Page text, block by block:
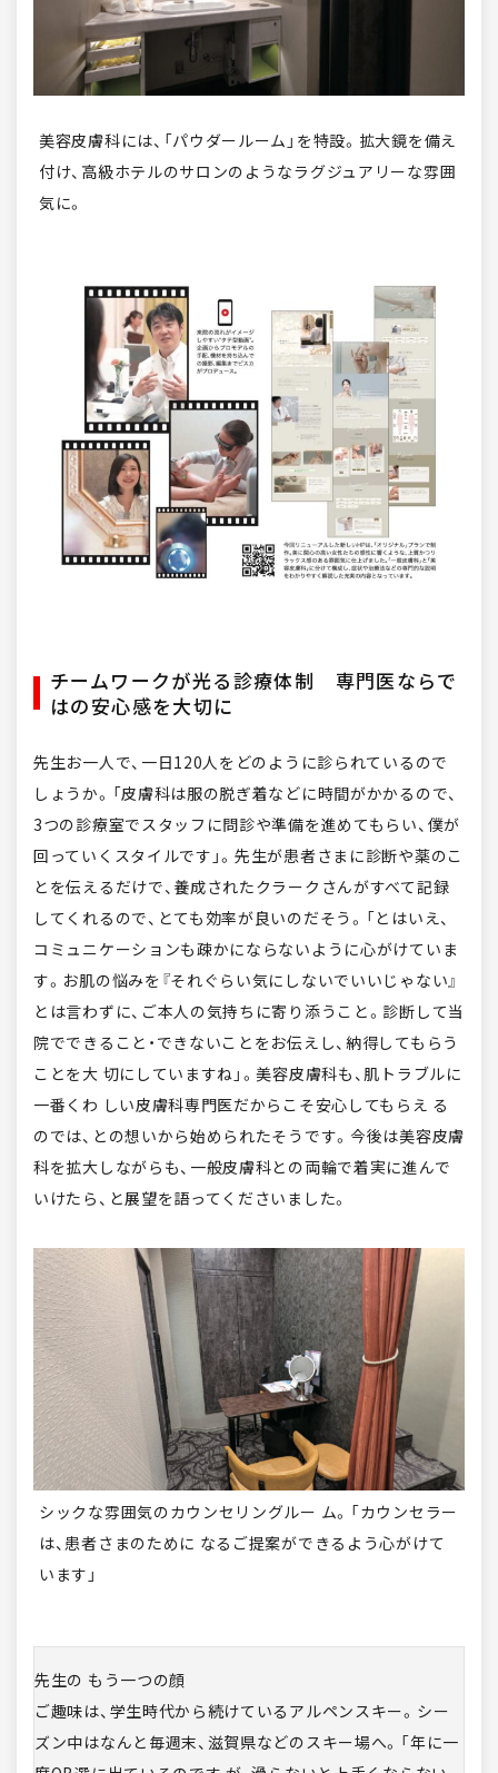
美容皮膚科には、「パウダールーム」を特設。拡大鏡を備え
付け、高級ホテルのサロンのようなラグジュアリーな雰囲
気に。
チームワークが光る診療体制 専門医ならで
はの安心感を大切に
先生お一人で、一日120人をどのように診られているので
しょうか。「皮膚科は服の脱ぎ着などに時間がかかるので、
3つの診療室でスタッフに問診や準備を進めてもらい、僕が
回っていくスタイルです」。先生が患者さまに診断や薬のこ
とを伝えるだけで、養成されたクラークさんがすべて記録
してくれるので、とても効率が良いのだそう。「とはいえ、
コミュニケーションも疎かにならないように心がけていま
す。お肌の悩みを『それぐらい気にしないでいいじゃない』
とは言わずに、ご本人の気持ちに寄り添うこと。診断して当
院でできること・できないことをお伝えし、納得してもらう
ことを大 切にしていますね」。美容皮膚科も、肌トラブルに
一番くわ しい皮膚科専門医だからこそ安心してもらえ る
のでは、との想いから始められたそうです。今後は美容皮膚
科を拡大しながらも、一般皮膚科との両輪で着実に進んで
いけたら、と展望を語ってくださいました。
シックな雰囲気のカウンセリングルー ム。「カウンセラー
は、患者さまのために なるご提案ができるよう心がけて
います」
先生の もう一つの顔
ご趣味は、学生時代から続けているアルペンスキー。シー
ズン中はなんと毎週末、滋賀県などのスキー場へ。「年に一